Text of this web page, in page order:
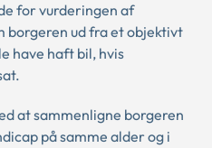
for vurderingen af
ud fra et objektivt
have haft bil, hvis
at sammenligne borgeren
på samme alder og i